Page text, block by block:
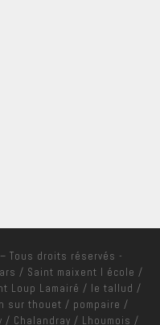
– Tous droits réservés